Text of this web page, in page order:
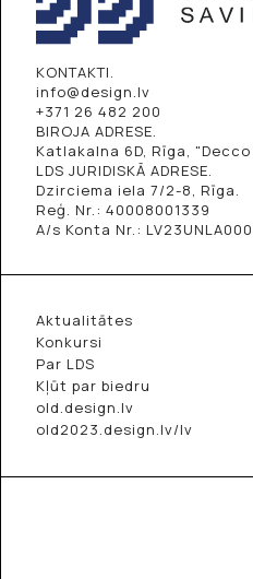
KONTAKTI.
info@design.lv
+371 26 482 200
BIROJA ADRESE.
Katlakalna 6D, Rīga,
LDS JURIDISKĀ ADRESE.
Dzirciema iela 7/2-8, Rīga.
Reģ. Nr.: 40008001339
A/s Konta Nr.:
Aktualitātes
Konkursi
Par LDS
Kļūt par biedru
old.design.lv
old2023.design.lv/lv